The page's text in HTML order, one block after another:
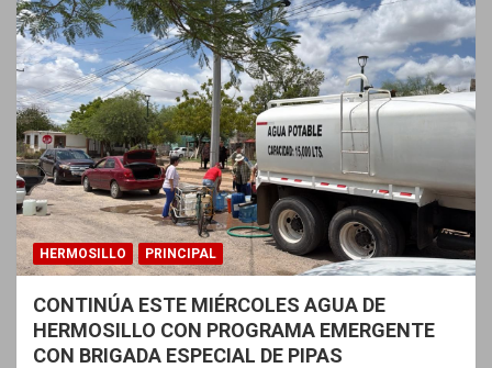
HERMOSILLO PRINCIPAL
CONTINÚA ESTE MIÉRCOLES AGUA DE
HERMOSILLO CON PROGRAMA EMERGENTE
CON BRIGADA ESPECIAL DE PIPAS